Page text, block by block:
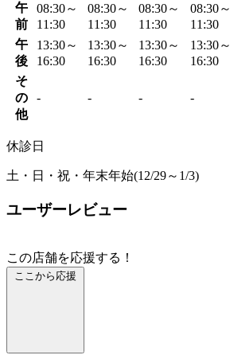
午
前
08:30～
11:30
08:30～
11:30
08:30～
11:30
08:30～
11:30
午
後
13:30～
16:30
13:30～
16:30
13:30～
16:30
13:30～
16:30
そ
の
他
- - - -
休診日
土・日・祝・年末年始(12/29～1/3)
ユーザーレビュー
この店舗を応援する！
ここから応援